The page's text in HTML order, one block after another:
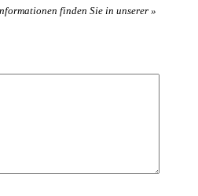
finden Sie in unserer »